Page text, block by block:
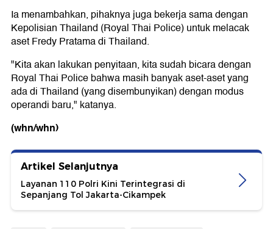
Ia menambahkan, pihaknya juga bekerja sama dengan
Kepolisian Thailand (Royal Thai Police) untuk melacak
aset Fredy Pratama di Thailand.
"Kita akan lakukan penyitaan, kita sudah bicara dengan
Royal Thai Police bahwa masih banyak aset-aset yang
ada di Thailand (yang disembunyikan) dengan modus
operandi baru," katanya.
(whn/whn)
Artikel Selanjutnya
Layanan 110 Polri Kini Terintegrasi di
Sepanjang Tol Jakarta-Cikampek